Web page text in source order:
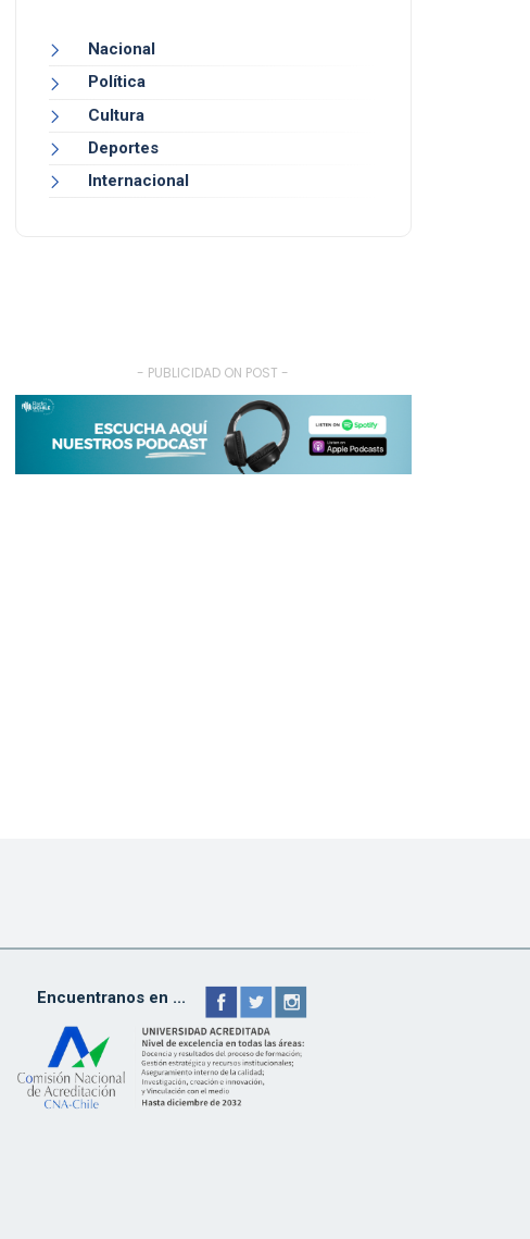
Nacional
Política
Cultura
Deportes
Internacional
- PUBLICIDAD ON POST -
Encuentranos en ...